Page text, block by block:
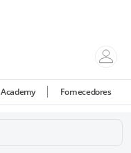
Academy Fornecedores